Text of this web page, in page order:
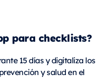
para checklists?
15 días y digitaliza los
y salud en el